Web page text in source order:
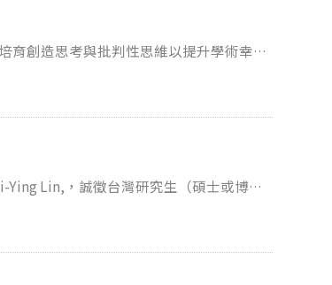
起，享勞健保及年終獎金。實際薪資
及最高畢業證書影本，信件主旨「應
育創造思考與批判性思維以提升學術幸福
、心理學或正向心理學等領域有興趣，
Ying Lin,，誠徵台灣研究生（碩士或博